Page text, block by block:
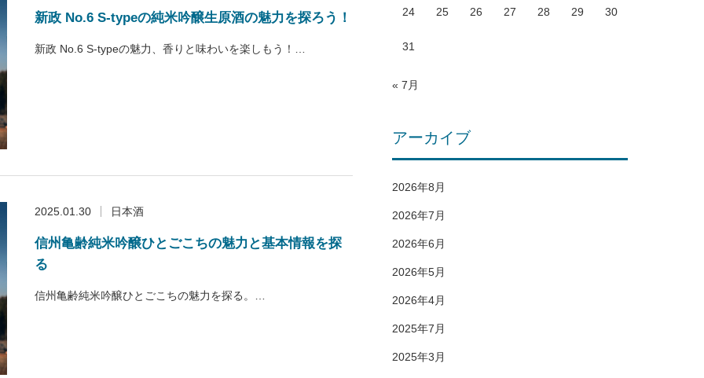
新政 No.6 S-typeの純米吟醸生原酒の魅力を探ろう！
新政 No.6 S-typeの魅力、香りと味わいを楽しもう！…
2025.01.30 日本酒
信州亀齢純米吟醸ひとごこちの魅力と基本情報を探
る
信州亀齢純米吟醸ひとごこちの魅力を探る。…
24 25 26 27 28 29 30
31
« 7月
アーカイブ
2026年8月
2026年7月
2026年6月
2026年5月
2026年4月
2025年7月
2025年3月